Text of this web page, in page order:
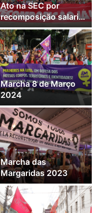
Ato na SEC por
recomposição salarial
(24/05/24)
Marcha 8 de Março
2024
Marcha das
Margaridas 2023